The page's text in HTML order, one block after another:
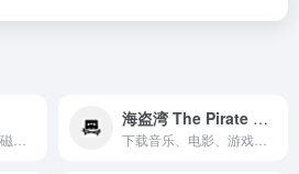
海盗湾 The Pirate Bay